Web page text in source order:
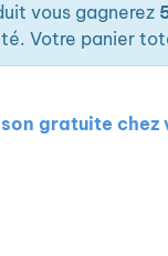
vous gagnerez
Votre panier
gratuite